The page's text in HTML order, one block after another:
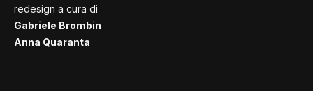
redesign a cura di
Gabriele Brombin
Anna Quaranta